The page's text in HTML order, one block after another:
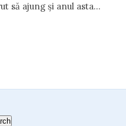
să ajung și anul asta…